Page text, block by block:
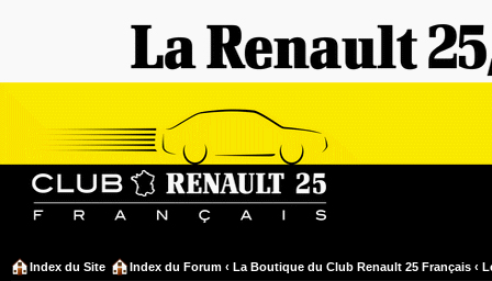
Index du Site Index du Forum ‹ La Boutique du Club Renault 25 Français ‹